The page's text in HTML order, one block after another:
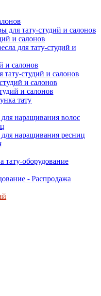
для тату-студий и салонов
и салонов
для тату-студий и
и салонов
студий и салонов
и салонов
и салонов
тату
наращивания волос
наращивания ресниц
тату-оборудование
- Распродажа